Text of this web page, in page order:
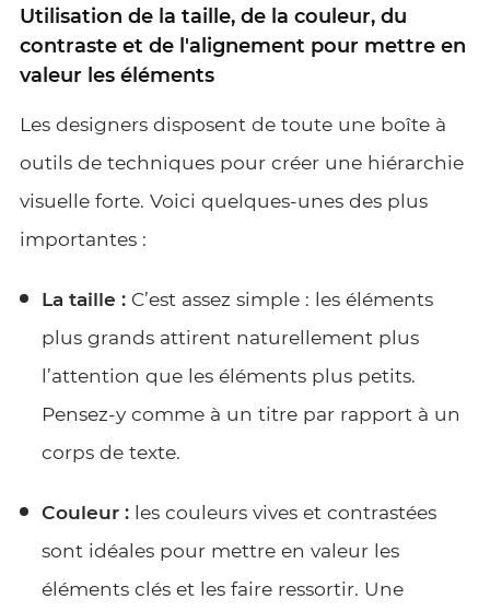
Utilisation de la taille, de la couleur, du
contraste et de l'alignement pour mettre en
valeur les éléments
Les designers disposent de toute une boîte à
outils de techniques pour créer une hiérarchie
visuelle forte. Voici quelques-unes des plus
importantes :
La taille :C’est assez simple : les éléments
plus grands attirent naturellement plus
l’attention que les éléments plus petits.
Pensez-y comme à un titre par rapport à un
corps de texte.
Couleur :les couleurs vives et contrastées
sont idéales pour mettre en valeur les
éléments clés et les faire ressortir. Une